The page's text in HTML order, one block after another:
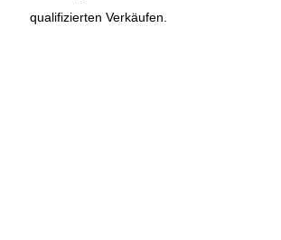
qualifizierten Verkäufen.